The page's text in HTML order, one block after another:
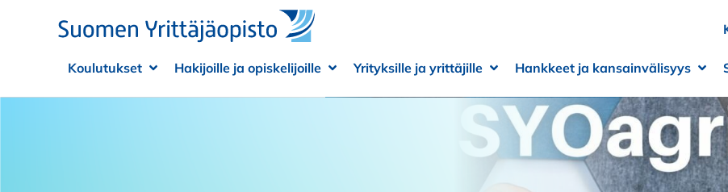
Koulutukset
Avaa alivalikko
Sulje alivalikko
Hakijoille ja opiskelijoille
Avaa alivalikko
Sulje alivalikko
Yrityksille ja yrittäjille
Avaa alivalikko
Sulje alivalikko
Hankkeet ja kansainvälisyys